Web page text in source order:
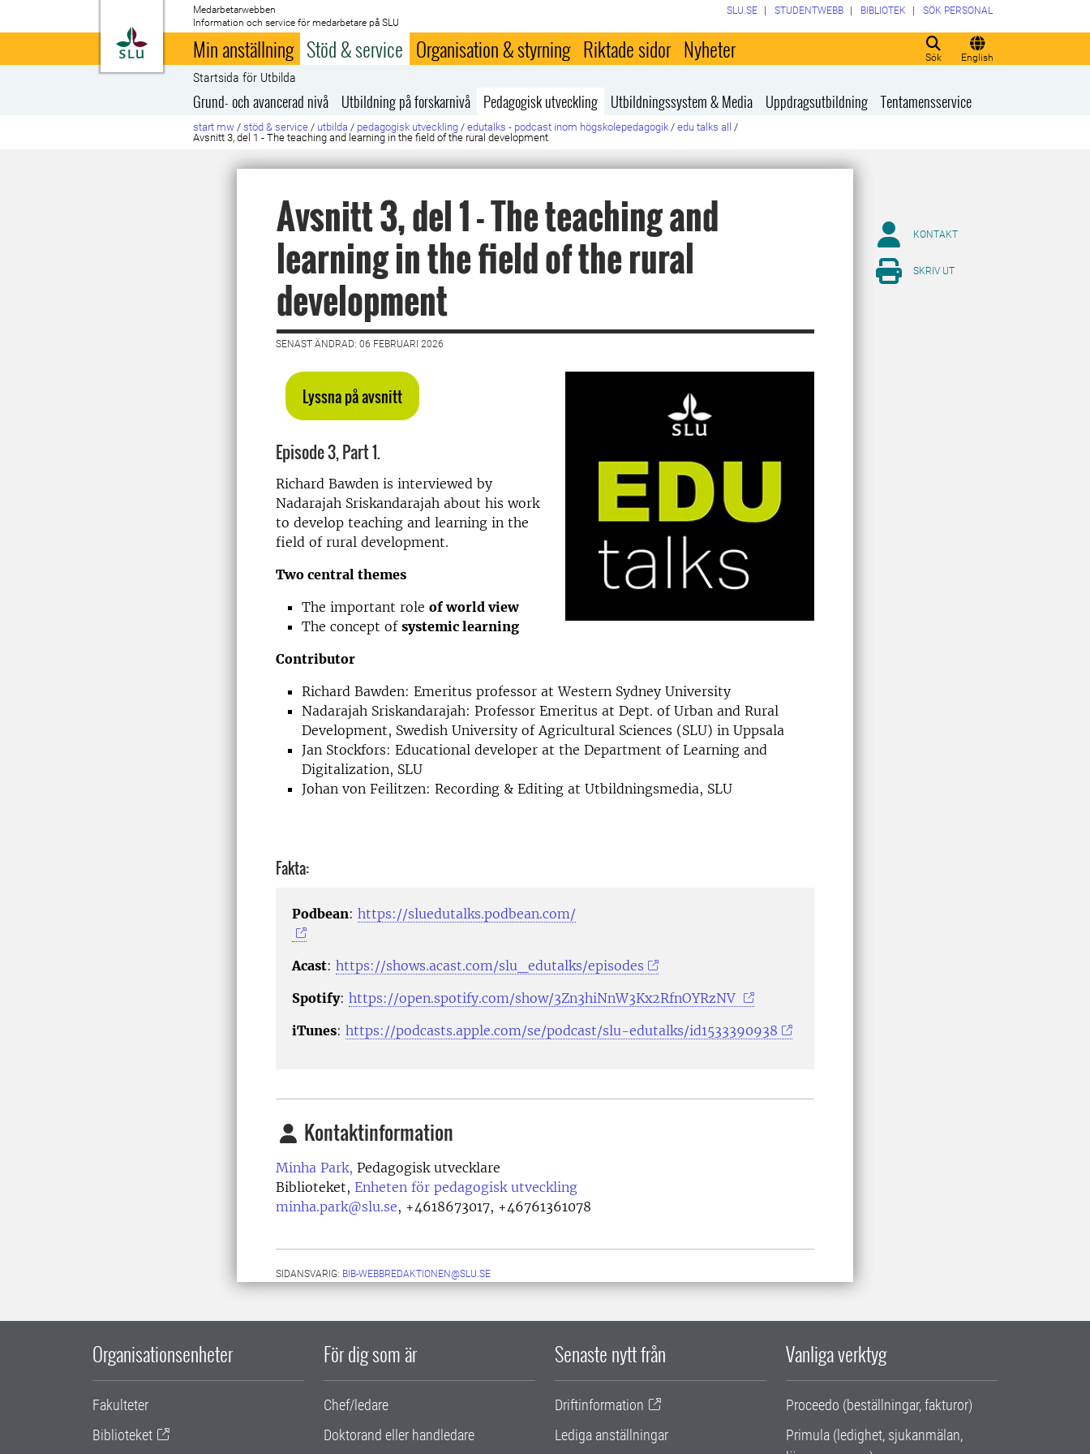
Till startsida
Medarbetarwebben
Information och service för medarbetare på SLU
Sök English
SLU.SE STUDENTWEBB BIBLIOTEK SÖK PERSONAL
Min anställning Stöd & service Organisation & styrning Riktade sidor Nyheter
Startsida för Utbilda
Grund- och avancerad nivå Utbildning på forskarnivå Pedagogisk utveckling Utbildningssystem & Media Uppdragsutbildning Tentamensservice
start mw / stöd & service / utbilda / pedagogisk utveckling / edutalks - podcast inom högskolepedagogik / edu talks all
/
Avsnitt 3, del 1 - The teaching and learning in the field of the rural development
Avsnitt 3, del 1 - The teaching and
learning in the field of the rural
development
SENAST ÄNDRAD: 06 FEBRUARI 2026
Lyssna på avsnitt
Episode 3, Part 1.
Richard Bawden is interviewed by
Nadarajah Sriskandarajah about his work
to develop teaching and learning in the
field of rural development.
Two central themes
The important role of world view
The concept of systemic learning
Contributor
Richard Bawden: Emeritus professor at Western Sydney University
Nadarajah Sriskandarajah: Professor Emeritus at Dept. of Urban and Rural
Development, Swedish University of Agricultural Sciences (SLU) in Uppsala
Jan Stockfors: Educational developer at the Department of Learning and
Digitalization, SLU
Johan von Feilitzen: Recording & Editing at Utbildningsmedia, SLU
Fakta:
Podbean: https://sluedutalks.podbean.com/
Acast: https://shows.acast.com/slu_edutalks/episodes
Spotify: https://open.spotify.com/show/3Zn3hiNnW3Kx2RfnOYRzNV
iTunes: https://podcasts.apple.com/se/podcast/slu-edutalks/id1533390938
Kontaktinformation
Minha Park, Pedagogisk utvecklare
Biblioteket, Enheten för pedagogisk utveckling
minha.park@slu.se, +4618673017, +46761361078
SIDANSVARIG: BIB-WEBBREDAKTIONEN@SLU.SE
KONTAKT
SKRIV UT
Organisationsenheter
Fakulteter
Biblioteket
För dig som är
Chef/ledare
Doktorand eller handledare
Senaste nytt från
Driftinformation
Lediga anställningar
Vanliga verktyg
Proceedo (beställningar, fakturor)
Primula (ledighet, sjukanmälan,